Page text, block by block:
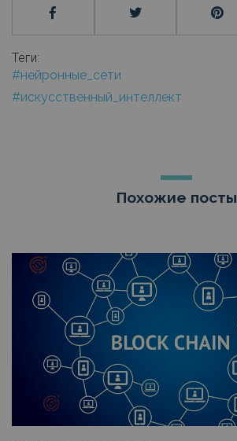
Теги:
#нейронные_сети
#искусственный_интеллект
Похожие посты